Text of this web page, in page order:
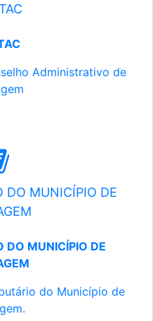
Administrativo de
DO MUNICÍPIO DE
DO MUNICÍPIO DE
do Município de